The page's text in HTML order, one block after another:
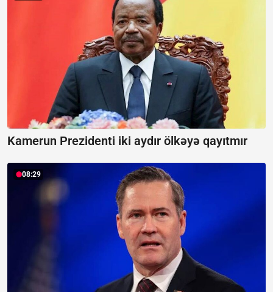
Kamerun Prezidenti iki aydır ölkəyə qayıtmır
08:29